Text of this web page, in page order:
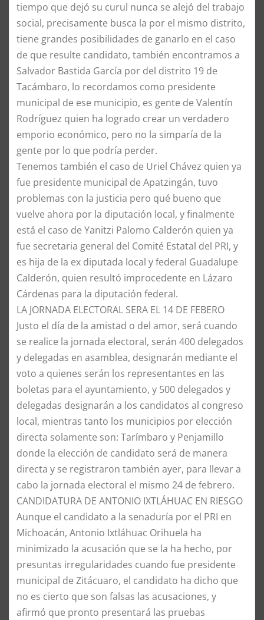
tiempo que dejó su curul nunca se alejó del trabajo
social, precisamente busca la por el mismo distrito,
tiene grandes posibilidades de ganarlo en el caso
de que resulte candidato, también encontramos a
Salvador Bastida García por del distrito 19 de
Tacámbaro, lo recordamos como presidente
municipal de ese municipio, es gente de Valentín
Rodríguez quien ha logrado crear un verdadero
emporio económico, pero no la simparía de la
gente por lo que podría perder.
Tenemos también el caso de Uriel Chávez quien ya
fue presidente municipal de Apatzingán, tuvo
problemas con la justicia pero qué bueno que
vuelve ahora por la diputación local, y finalmente
está el caso de Yanitzi Palomo Calderón quien ya
fue secretaria general del Comité Estatal del PRI, y
es hija de la ex diputada local y federal Guadalupe
Calderón, quien resultó improcedente en Lázaro
Cárdenas para la diputación federal.
​LA JORNADA ELECTORAL SERA EL 14 DE FEBERO
​Justo el día de la amistad o del amor, será cuando
se realice la jornada electoral, serán 400 delegados
y delegadas en asamblea, designarán mediante el
voto a quienes serán los representantes en las
boletas para el ayuntamiento, y 500 delegados y
delegadas designarán a los candidatos al congreso
local, mientras tanto los municipios por elección
directa solamente son: Tarímbaro y Penjamillo
donde la elección de candidato será de manera
directa y se registraron también ayer, para llevar a
cabo la jornada electoral el mismo 24 de febrero.
​CANDIDATURA DE ANTONIO IXTLÁHUAC EN RIESGO
​Aunque el candidato a la senaduría por el PRI en
Michoacán, Antonio Ixtláhuac Orihuela ha
minimizado la acusación que se la ha hecho, por
presuntas irregularidades cuando fue presidente
municipal de Zitácuaro, el candidato ha dicho que
no es cierto que son falsas las acusaciones, y
afirmó que pronto presentará las pruebas